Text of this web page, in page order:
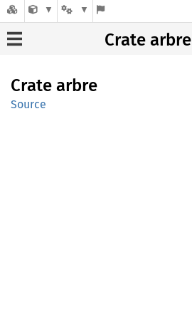
Crate arbre
Crate arbre
Source